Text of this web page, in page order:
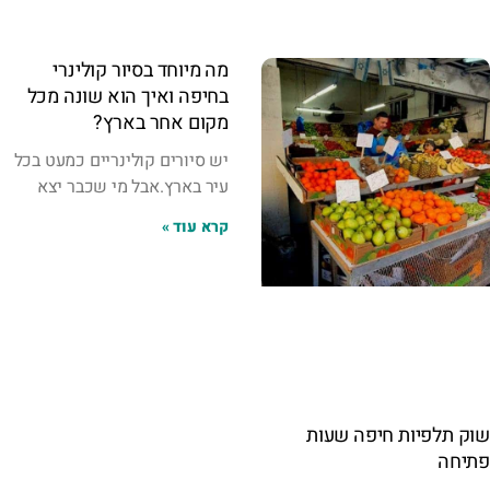
שוק תלפיות חיפה שעות
פתיחה
מה מיוחד בסיור קולינרי
בחיפה ואיך הוא שונה מכל
מקום אחר בארץ?
יש סיורים קולינריים כמעט בכל
עיר בארץ.אבל מי שכבר יצא
קרא עוד »